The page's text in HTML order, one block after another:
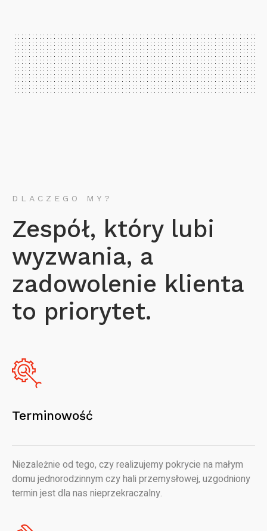
DLACZEGO MY?
Zespół, który lubi
wyzwania, a
zadowolenie klienta
to priorytet.
Terminowość
Niezależnie od tego, czy realizujemy pokrycie na małym
domu jednorodzinnym czy hali przemysłowej, uzgodniony
termin jest dla nas nieprzekraczalny.